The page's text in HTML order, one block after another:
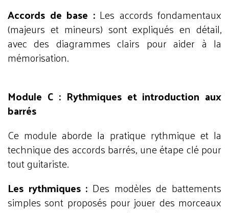
Accords de base :Les accords fondamentaux
(majeurs et mineurs) sont expliqués en détail,
avec des diagrammes clairs pour aider à la
mémorisation.
Module C : Rythmiques et introduction aux
barrés
Ce module aborde la pratique rythmique et la
technique des accords barrés, une étape clé pour
tout guitariste.
Les rythmiques : Des modèles de battements
simples sont proposés pour jouer des morceaux